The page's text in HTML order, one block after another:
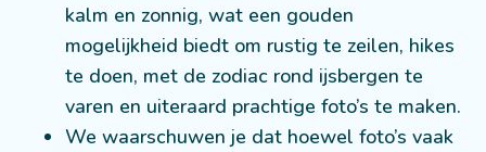
kalm en zonnig, wat een gouden
mogelijkheid biedt om rustig te zeilen, hikes
te doen, met de zodiac rond ijsbergen te
varen en uiteraard prachtige foto’s te maken.
We waarschuwen je dat hoewel foto’s vaak